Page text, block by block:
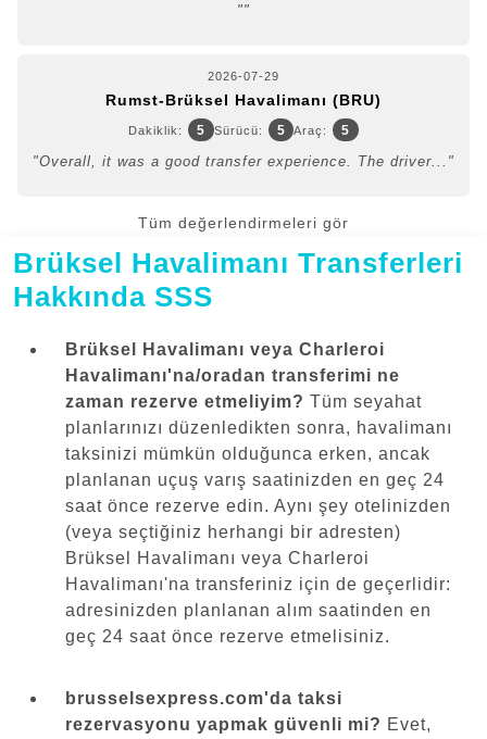
""
2026-07-29
Rumst-Brüksel Havalimanı (BRU)
Dakiklik: 5 Sürücü: 5 Araç: 5
"Overall, it was a good transfer experience. The driver..."
Tüm değerlendirmeleri gör
Brüksel Havalimanı Transferleri
Hakkında SSS
Brüksel Havalimanı veya Charleroi
Havalimanı'na/oradan transferimi ne
zaman rezerve etmeliyim? Tüm seyahat
planlarınızı düzenledikten sonra, havalimanı
taksinizi mümkün olduğunca erken, ancak
planlanan uçuş varış saatinizden en geç 24
saat önce rezerve edin. Aynı şey otelinizden
(veya seçtiğiniz herhangi bir adresten)
Brüksel Havalimanı veya Charleroi
Havalimanı'na transferiniz için de geçerlidir:
adresinizden planlanan alım saatinden en
geç 24 saat önce rezerve etmelisiniz.
brusselsexpress.com'da taksi
rezervasyonu yapmak güvenli mi? Evet,